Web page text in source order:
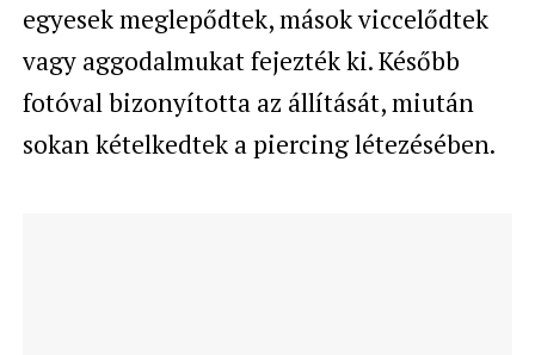
egyesek meglepődtek, mások viccelődtek
vagy aggodalmukat fejezték ki. Később
fotóval bizonyította az állítását, miután
sokan kételkedtek a piercing létezésében.